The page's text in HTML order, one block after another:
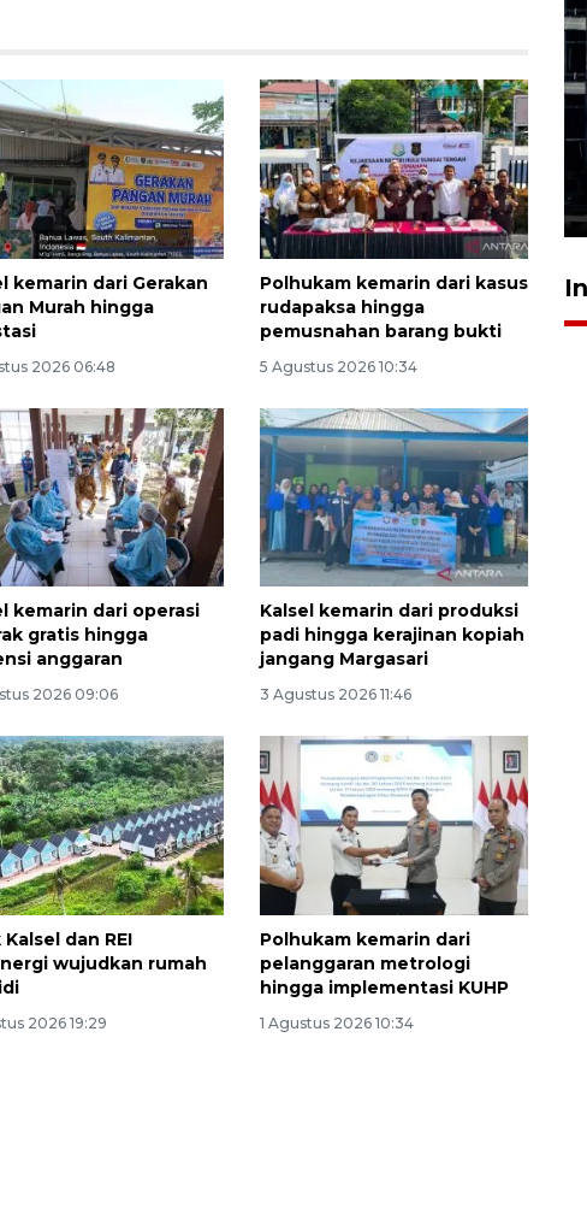
kemarin dari Gerakan
Murah hingga
2026 06:48
Polhukam kemarin dari kasus
rudapaksa hingga
pemusnahan barang bukti
5 Agustus 2026 10:34
kemarin dari operasi
gratis hingga
anggaran
2026 09:06
Kalsel kemarin dari produksi
padi hingga kerajinan kopiah
jangang Margasari
3 Agustus 2026 11:46
Kalsel dan REI
wujudkan rumah
2026 19:29
Polhukam kemarin dari
pelanggaran metrologi
hingga implementasi KUHP
1 Agustus 2026 10:34
Feature - Kalsel Merangkul
Anak Putus Sekolah Lewat
Pendidikan Kesetaraan
Bagian 1
30 Juli 2026 17:51
Ekspedisi Rupiah Berdaulat